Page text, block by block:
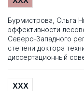
Бурмистрова, Ольга
эффективности
Северо-Западного
степени доктора
диссертационный
XXX